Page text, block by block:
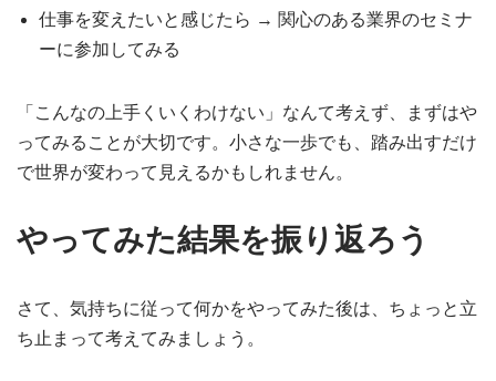
仕事を変えたいと感じたら → 関心のある業界のセミナ
ーに参加してみる
「こんなの上手くいくわけない」なんて考えず、まずはや
ってみることが大切です。小さな一歩でも、踏み出すだけ
で世界が変わって見えるかもしれません。
やってみた結果を振り返ろう
さて、気持ちに従って何かをやってみた後は、ちょっと立
ち止まって考えてみましょう。